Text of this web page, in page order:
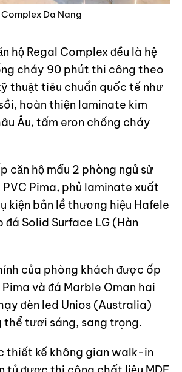
Complex Da Nang
hộ Regal Complex đều là hệ
cháy 90 phút thi công theo
thuật tiêu chuẩn quốc tế như
hoàn thiện laminate kim
Âu, tấm eron chống cháy
căn hộ mẫu 2 phòng ngủ sử
PVC Pima, phủ laminate xuất
kiện bản lề thương hiệu Hafele
Solid Surface LG (Hàn
của phòng khách được ốp
và đá Marble Oman hai
đèn led Unios (Australia)
thể tươi sáng, sang trọng.
thiết kế không gian walk-in